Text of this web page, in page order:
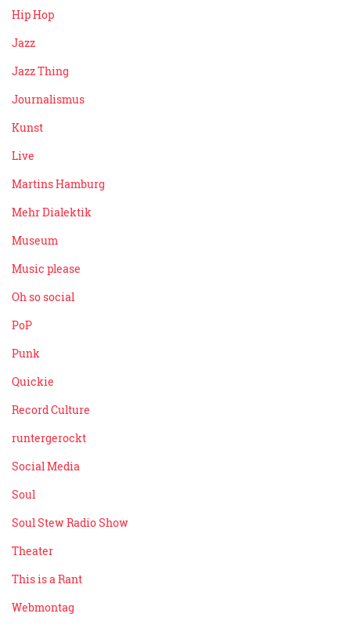
Hip Hop
Jazz
Jazz Thing
Journalismus
Kunst
Live
Martins Hamburg
Mehr Dialektik
Museum
Music please
Oh so social
PoP
Punk
Quickie
Record Culture
runtergerockt
Social Media
Soul
Soul Stew Radio Show
Theater
This is a Rant
Webmontag